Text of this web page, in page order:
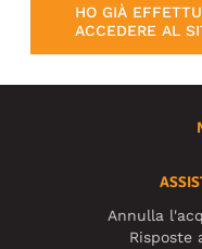
HO GIÀ
ACCEDERE AL
Annulla
Risposte